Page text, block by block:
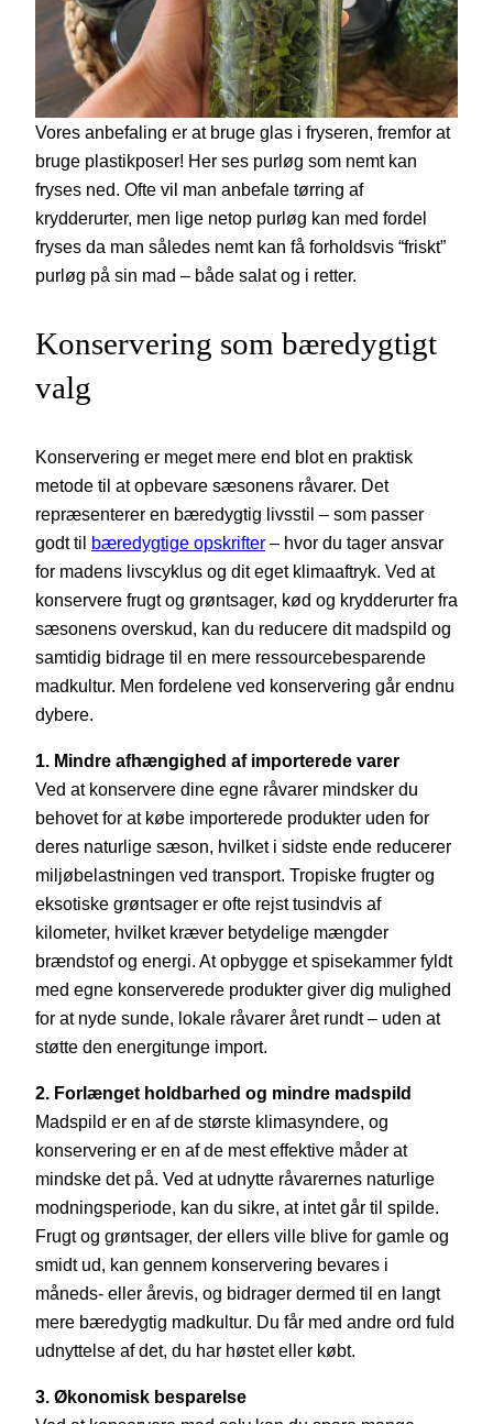
Vores anbefaling er at bruge glas i fryseren, fremfor at
bruge plastikposer! Her ses purløg som nemt kan
fryses ned. Ofte vil man anbefale tørring af
krydderurter, men lige netop purløg kan med fordel
fryses da man således nemt kan få forholdsvis “friskt”
purløg på sin mad – både salat og i retter.
Konservering som bæredygtigt
valg
Konservering er meget mere end blot en praktisk
metode til at opbevare sæsonens råvarer. Det
repræsenterer en bæredygtig livsstil – som passer
godt til bæredygtige opskrifter – hvor du tager ansvar
for madens livscyklus og dit eget klimaaftryk. Ved at
konservere frugt og grøntsager, kød og krydderurter fra
sæsonens overskud, kan du reducere dit madspild og
samtidig bidrage til en mere ressourcebesparende
madkultur. Men fordelene ved konservering går endnu
dybere.
1. Mindre afhængighed af importerede varer
Ved at konservere dine egne råvarer mindsker du
behovet for at købe importerede produkter uden for
deres naturlige sæson, hvilket i sidste ende reducerer
miljøbelastningen ved transport. Tropiske frugter og
eksotiske grøntsager er ofte rejst tusindvis af
kilometer, hvilket kræver betydelige mængder
brændstof og energi. At opbygge et spisekammer fyldt
med egne konserverede produkter giver dig mulighed
for at nyde sunde, lokale råvarer året rundt – uden at
støtte den energitunge import.
2. Forlænget holdbarhed og mindre madspild
Madspild er en af de største klimasyndere, og
konservering er en af de mest effektive måder at
mindske det på. Ved at udnytte råvarernes naturlige
modningsperiode, kan du sikre, at intet går til spilde.
Frugt og grøntsager, der ellers ville blive for gamle og
smidt ud, kan gennem konservering bevares i
måneds- eller årevis, og bidrager dermed til en langt
mere bæredygtig madkultur. Du får med andre ord fuld
udnyttelse af det, du har høstet eller købt.
3. Økonomisk besparelse